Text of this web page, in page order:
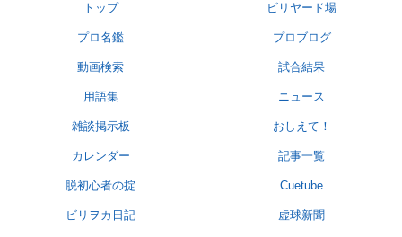
トップ ビリヤード場
プロ名鑑 プロブログ
動画検索 試合結果
用語集 ニュース
雑談掲示板 おしえて！
カレンダー 記事一覧
脱初心者の掟 Cuetube
ビリヲカ日記 虚球新聞